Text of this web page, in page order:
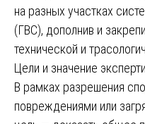
на разных участках
(ГВС), дополнив и
технической и
Цели и значение
В рамках разрешения
повреждениями или